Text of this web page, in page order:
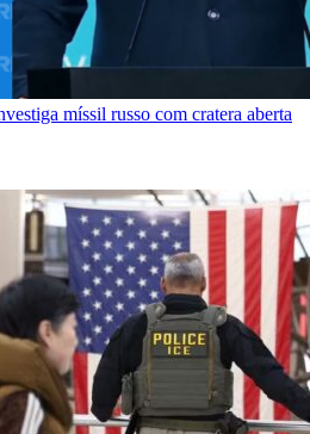
míssil russo com cratera aberta